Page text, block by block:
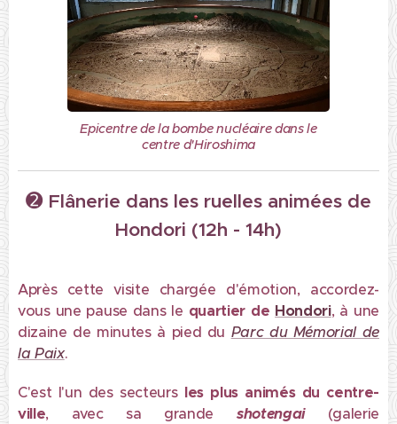
Epicentre de la bombe nucléaire dans le
centre d'Hiroshima
➋ Flânerie dans les ruelles animées de
Hondori (12h - 14h)
Après cette visite chargée d'émotion, accordez-
vous une pause dans le quartier de Hondori, à une
dizaine de minutes à pied du Parc du Mémorial de
la Paix.
C'est l'un des secteurs les plus animés du centre-
ville, avec sa grande shotengai(galerie